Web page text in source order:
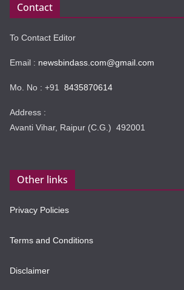
Contact
To Contact Editor
Email : newsbindass.com@gmail.com
Mo. No : +91 8435870614
Address :
Avanti Vihar, Raipur (C.G.) 492001
Other links
Privacy Policies
Terms and Conditions
Disclaimer